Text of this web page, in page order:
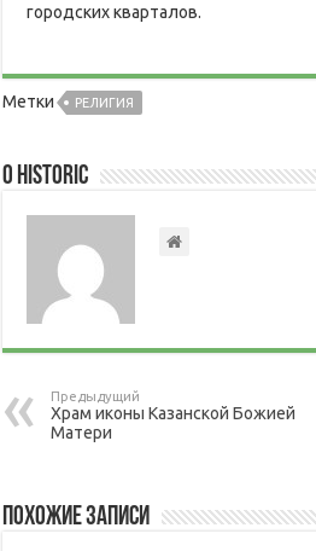
городских кварталов.
Метки РЕЛИГИЯ
О historic
Предыдущий
Храм иконы Казанской Божией
Матери
Похожие записи